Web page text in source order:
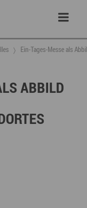
Ein-Tages-Messe als
ABBILD